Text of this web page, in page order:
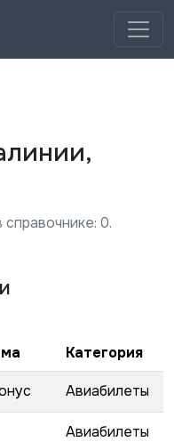
0.
Категория
Авиабилеты
Авиабилеты